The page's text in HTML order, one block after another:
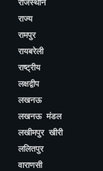
राजस्थान
राज्य
रामपुर
रायबरेली
राष्ट्रीय
लक्षद्वीप
लखनऊ
लखनऊ मंडल
लखीमपुर खीरी
ललितपुर
वाराणसी